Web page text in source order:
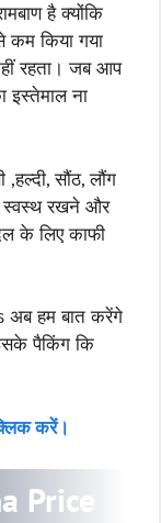
है क्योंकि
कम किया गया
रहता। जब आप
इस्तेमाल ना
सौंठ, लौंग
स्वस्थ रखने और
के लिए काफी
अब हम बात करेंगे
पैकिंग कि
करें।
Price